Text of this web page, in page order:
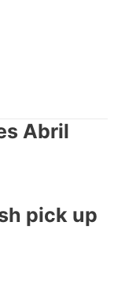
Abril
pick up